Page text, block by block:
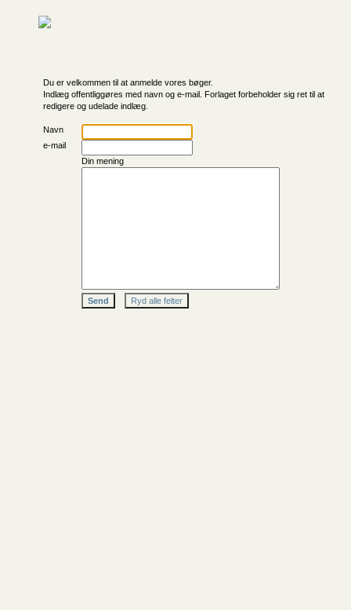
Du er velkommen til at anmelde vores bøger.
Indlæg offentliggøres med navn og e-mail. Forlaget forbeholder sig ret til at
redigere og udelade indlæg.
Navn
e-mail
Din mening